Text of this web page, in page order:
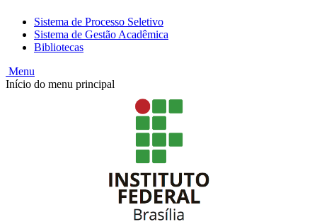
Sistema de Processo Seletivo
Sistema de Gestão Acadêmica
Bibliotecas
Menu
Início do menu principal